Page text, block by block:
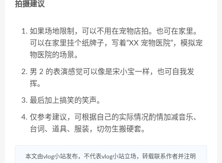
拍摄建议
如果场地限制，可以不用在宠物店拍。也可在家里。
可以在家里挂个纸牌子，写着“XX 宠物医院”，模拟宠
物医院的场景。
男 2 的表演感觉可以像是宋小宝一样，也可自我发
挥。
最后加上搞笑的笑声。
仅参考建议，可根据自己的实际情况酌情加减音乐、
台词、道具、服装，切勿生搬硬套。
本文由vlog小站发布，不代表vlog小站立场，转载联系作者并注明